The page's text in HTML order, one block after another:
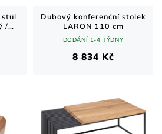
stůl
/
Dubový konferenční stolek
LARON 110 cm
DODÁNÍ 1-4 TÝDNY
8 834 Kč